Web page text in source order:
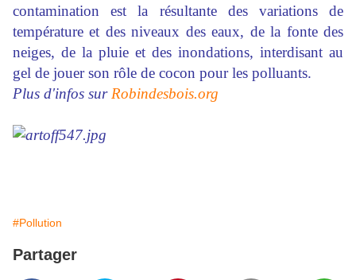
contamination est la résultante des variations de
température et des niveaux des eaux, de la fonte des
neiges, de la pluie et des inondations, interdisant au
gel de jouer son rôle de cocon pour les polluants.
Plus d'infos sur Robindesbois.org
#Pollution
Partager